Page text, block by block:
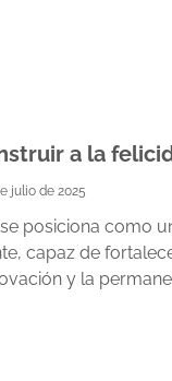
a la
julio de 2025
posiciona como
capaz de
y la